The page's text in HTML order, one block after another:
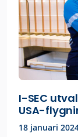
I-SEC
USA-
18 januari